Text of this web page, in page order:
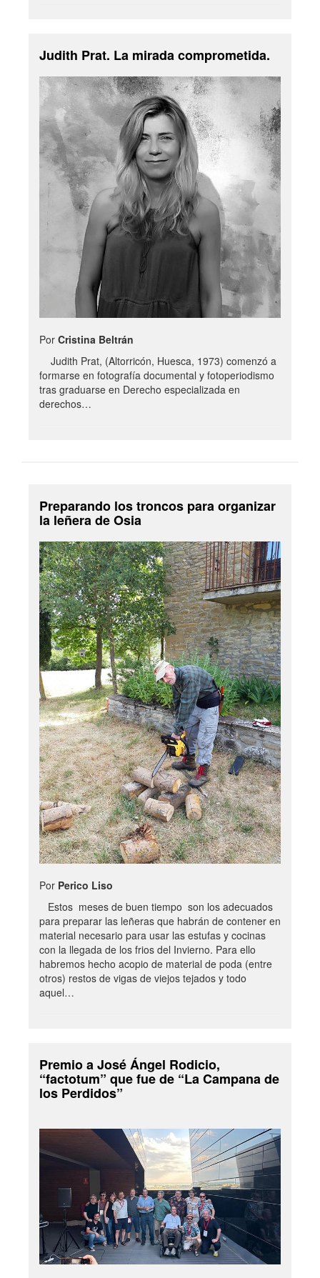
Judith Prat. La mirada comprometida.
Por Cristina Beltrán
Judith Prat, (Altorricón, Huesca, 1973) comenzó a
formarse en fotografía documental y fotoperiodismo
tras graduarse en Derecho especializada en
derechos…
Preparando los troncos para organizar
la leñera de Osia
Por Perico Liso
Estos meses de buen tiempo son los adecuados
para preparar las leñeras que habrán de contener en
material necesario para usar las estufas y cocinas
con la llegada de los frios del Invierno. Para ello
habremos hecho acopio de material de poda (entre
otros) restos de vigas de viejos tejados y todo
aquel…
Premio a José Ángel Rodicio,
“factotum” que fue de “La Campana de
los Perdidos”